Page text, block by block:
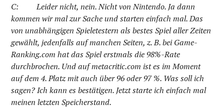
C:
Leider nicht, nein. Nicht von Nintendo. Ja dann
kommen wir mal zur Sache und starten einfach mal. Das
von unabhängigen Spieletestern als bestes Spiel aller Zeiten
gewählt, jedenfalls auf manchen Seiten, z. B. bei Game-
Ranking.com hat das Spiel erstmals die 98%-Rate
durchbrochen. Und auf metacritic.com ist es im Moment
auf dem 4. Platz mit auch über 96 oder 97 %. Was soll ich
sagen? Ich kann es bestätigen. Jetzt starte ich einfach mal
meinen letzten Speicherstand.